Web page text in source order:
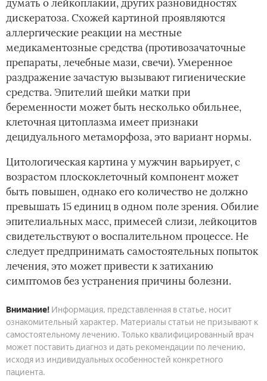
думать о лейкоплакии, других разновидностях
дискератоза. Схожей картиной проявляются
аллергические реакции на местные
медикаментозные средства (противозачаточные
препараты, лечебные мази, свечи). Умеренное
раздражение зачастую вызывают гигиенические
средства. Эпителий шейки матки при
беременности может быть несколько обильнее,
клеточная цитоплазма имеет признаки
децидуального метаморфоза, это вариант нормы.
Цитологическая картина у мужчин варьирует, с
возрастом плоскоклеточный компонент может
быть повышен, однако его количество не должно
превышать 15 единиц в одном поле зрения. Обилие
эпителиальных масс, примесей слизи, лейкоцитов
свидетельствуют о воспалительном процессе. Не
следует предпринимать самостоятельных попыток
лечения, это может привести к затиханию
симптомов без устранения причины болезни.
Внимание! Информация, представленная в статье, носит
ознакомительный характер. Материалы статьи не призывают к
самостоятельному лечению. Только квалифицированный врач
может поставить диагноз и дать рекомендации по лечению,
исходя из индивидуальных особенностей конкретного
пациента.